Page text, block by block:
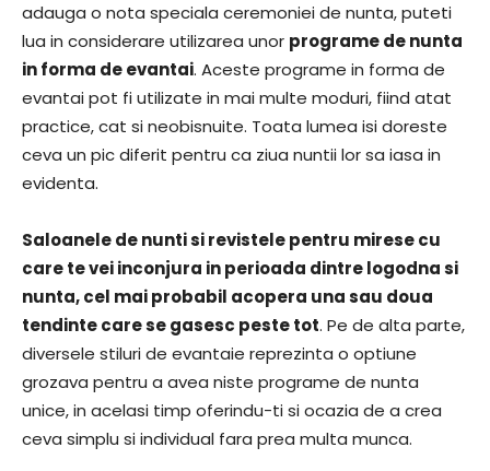
adauga o nota speciala ceremoniei de nunta, puteti
lua in considerare utilizarea unor programe de nunta
in forma de evantai. Aceste programe in forma de
evantai pot fi utilizate in mai multe moduri, fiind atat
practice, cat si neobisnuite. Toata lumea isi doreste
ceva un pic diferit pentru ca ziua nuntii lor sa iasa in
evidenta.
Saloanele de nunti si revistele pentru mirese cu
care te vei inconjura in perioada dintre logodna si
nunta, cel mai probabil acopera una sau doua
tendinte care se gasesc peste tot. Pe de alta parte,
diversele stiluri de evantaie reprezinta o optiune
grozava pentru a avea niste programe de nunta
unice, in acelasi timp oferindu-ti si ocazia de a crea
ceva simplu si individual fara prea multa munca.